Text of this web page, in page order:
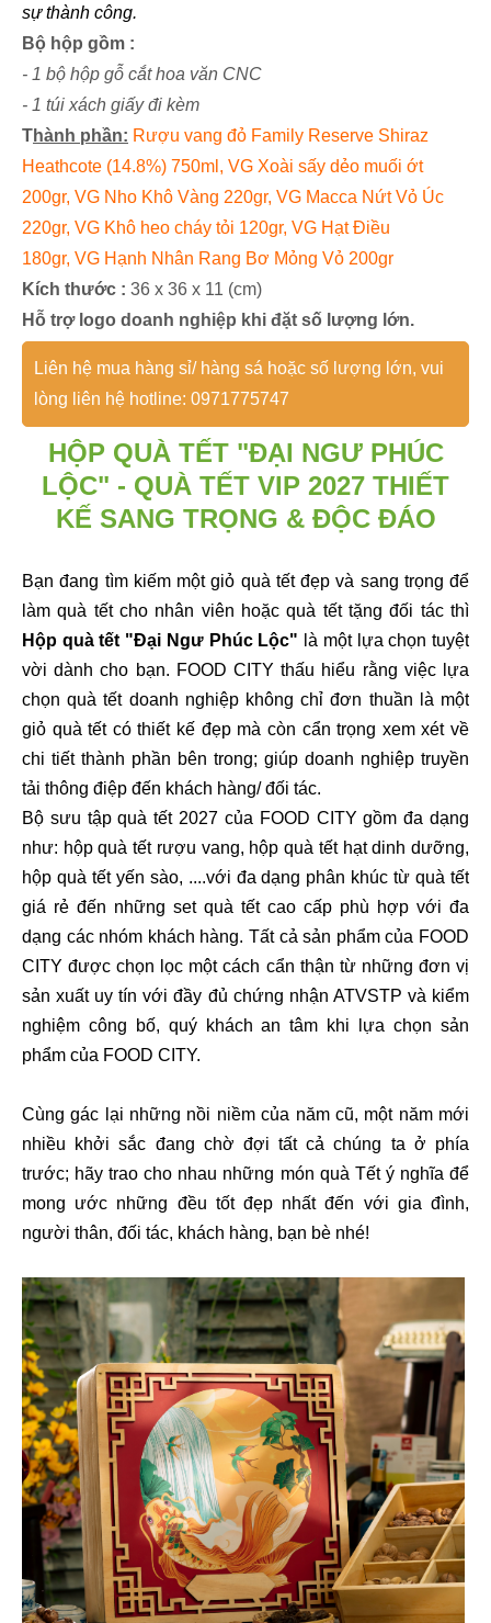
sự thành công.
Bộ hộp gồm :
- 1 bộ hộp gỗ cắt hoa văn CNC
- 1 túi xách giấy đi kèm
Thành phần: Rượu vang đỏ Family Reserve Shiraz
Heathcote (14.8%) 750ml, VG Xoài sấy dẻo muối ớt
200gr, VG Nho Khô Vàng 220gr, VG Macca Nứt Vỏ Úc
220gr, VG Khô heo cháy tỏi 120gr, VG Hạt Điều
180gr, VG Hạnh Nhân Rang Bơ Mỏng Vỏ 200gr
Kích thước : 36 x 36 x 11 (cm)
Hỗ trợ logo doanh nghiệp khi đặt số lượng lớn.
Liên hệ mua hàng sỉ/ hàng sá hoặc số lượng lớn, vui
lòng liên hệ hotline: 0971775747
HỘP QUÀ TẾT "ĐẠI NGƯ PHÚC
LỘC" - QUÀ TẾT VIP 2027 THIẾT
KẾ SANG TRỌNG & ĐỘC ĐÁO
Bạn đang tìm kiếm một giỏ quà tết đẹp và sang trọng để
làm quà tết cho nhân viên hoặc quà tết tặng đối tác thì
Hộp quà tết "Đại Ngư Phúc Lộc" là một lựa chọn tuyệt
vời dành cho bạn. FOOD CITY thấu hiểu rằng việc lựa
chọn quà tết doanh nghiệp không chỉ đơn thuần là một
giỏ quà tết có thiết kế đẹp mà còn cẩn trọng xem xét về
chi tiết thành phần bên trong; giúp doanh nghiệp truyền
tải thông điệp đến khách hàng/ đối tác.
Bộ sưu tập quà tết 2027 của FOOD CITY gồm đa dạng
như: hộp quà tết rượu vang, hộp quà tết hạt dinh dưỡng,
hộp quà tết yến sào, ....với đa dạng phân khúc từ quà tết
giá rẻ đến những set quà tết cao cấp phù hợp với đa
dạng các nhóm khách hàng. Tất cả sản phẩm của FOOD
CITY được chọn lọc một cách cẩn thận từ những đơn vị
sản xuất uy tín với đầy đủ chứng nhận ATVSTP và kiểm
nghiệm công bố, quý khách an tâm khi lựa chọn sản
phẩm của FOOD CITY.
Cùng gác lại những nồi niềm của năm cũ, một năm mới
nhiều khởi sắc đang chờ đợi tất cả chúng ta ở phía
trước; hãy trao cho nhau những món quà Tết ý nghĩa để
mong ước những đều tốt đẹp nhất đến với gia đình,
người thân, đối tác, khách hàng, bạn bè nhé!